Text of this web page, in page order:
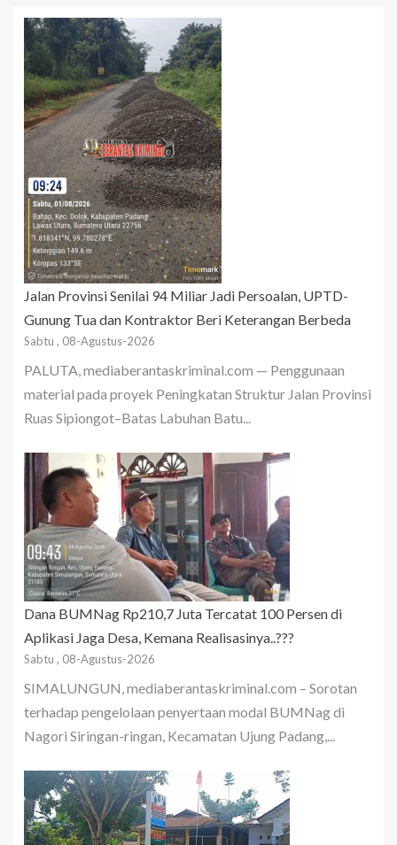
Jalan Provinsi Senilai 94 Miliar Jadi Persoalan, UPTD-
Gunung Tua dan Kontraktor Beri Keterangan Berbeda
Sabtu , 08-Agustus-2026
PALUTA, mediaberantaskriminal.com — Penggunaan
material pada proyek Peningkatan Struktur Jalan Provinsi
Ruas Sipiongot–Batas Labuhan Batu...
Dana BUMNag Rp210,7 Juta Tercatat 100 Persen di
Aplikasi Jaga Desa, Kemana Realisasinya..???
Sabtu , 08-Agustus-2026
SIMALUNGUN, mediaberantaskriminal.com – Sorotan
terhadap pengelolaan penyertaan modal BUMNag di
Nagori Siringan-ringan, Kecamatan Ujung Padang,...